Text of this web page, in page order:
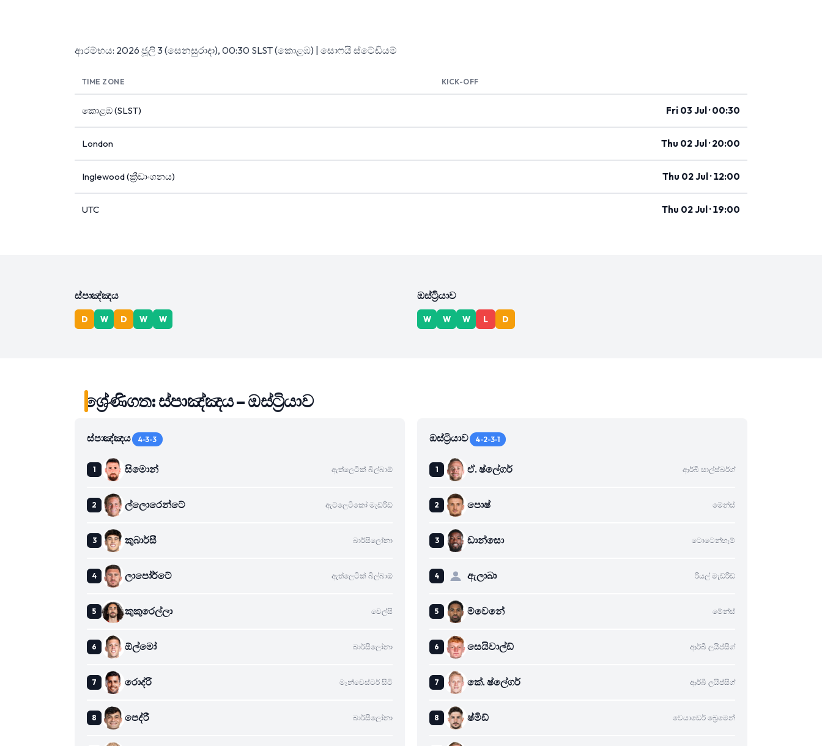
ආරම්භය: 2026 ජූලි 3 (සෙනසුරාදා), 00:30 SLST (කොළඹ) | සොෆයි ස්ටේඩියම්
TIME ZONE KICK-OFF
කොළඹ (SLST) Fri 03 Jul · 00:30
London Thu 02 Jul · 20:00
Inglewood (ක්‍රීඩාංගනය) Thu 02 Jul · 12:00
UTC Thu 02 Jul · 19:00
ස්පාඤ්ඤය
D W D W W
ඔස්ට්‍රියාව
W W W L D
ශ්‍රේණිගත: ස්පාඤ්ඤය – ඔස්ට්‍රියාව
ස්පාඤ්ඤය 4-3-3
සිමොන් ඇත්ලෙටික් බිල්බාඕ
ල්ලොරෙන්ටේ ඇට්ලෙටිකෝ මැඩ්රිඩ්
කුබාර්සී බාර්සිලෝනා
ලාපෝර්ටේ ඇත්ලෙටික් බිල්බාඕ
කුකුරෙල්ලා චෙල්සි
ඕල්මෝ බාර්සිලෝනා
රොද්රී මෑන්චෙස්ටර් සිටි
පෙද්රී බාර්සිලෝනා
ඔස්ට්‍රියාව 4-2-3-1
ඒ. ෂ්ලේගර් ආර්බී සාල්ස්බර්ග්
පොෂ් මේන්ස්
ඩාන්සො ටොටෙන්හෑම්
ඇලාබා රියල් මැඩ්රිඩ්
ම්වෙනේ මේන්ස්
සෙයිවාල්ඩ් ආර්බී ලයිප්සිග්
කේ. ෂ්ලේගර් ආර්බී ලයිප්සිග්
ෂ්මිඩ් වෙයාඩෙර් බ්‍රෙමෙන්